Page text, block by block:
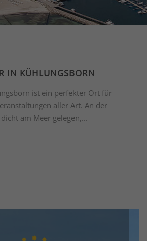
IN KÜHLUNGSBORN
ist ein perfekter Ort für
aller Art. An der
am Meer gelegen,...